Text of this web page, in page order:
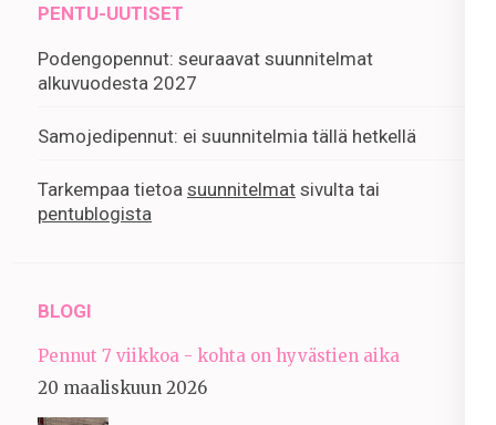
PENTU-UUTISET
Podengopennut: seuraavat suunnitelmat
alkuvuodesta 2027
Samojedipennut: ei suunnitelmia tällä hetkellä
Tarkempaa tietoa suunnitelmat sivulta tai
pentublogista
BLOGI
Pennut 7 viikkoa - kohta on hyvästien aika
20 maaliskuun 2026